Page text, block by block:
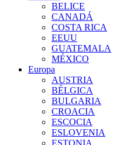
BELICE
CANADÁ
COSTA RICA
EEUU
GUATEMALA
MÉXICO
Europa
AUSTRIA
BÉLGICA
BULGARIA
CROACIA
ESCOCIA
ESLOVENIA
ESTONIA